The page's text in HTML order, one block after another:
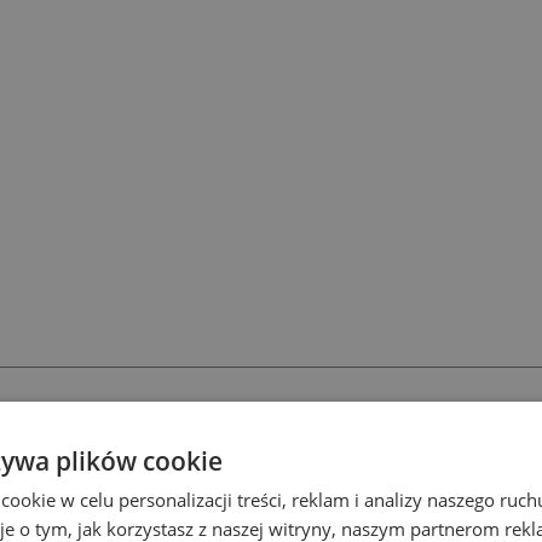
plików cookie
w celu personalizacji treści, reklam i analizy naszego
o tym, jak korzystasz z naszej witryny, naszym partnerom